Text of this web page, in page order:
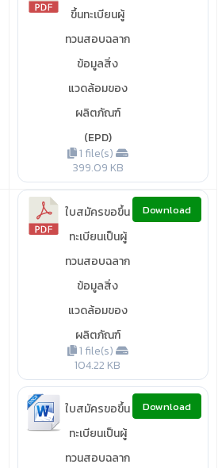
ขึ้นทะเบียนผู้
ทวนสอบฉลาก
ข้อมูลสิ่ง
แวดล้อมของ
ผลิตภัณฑ์
(EPD)
1 file(s)
399.09 KB
ใบสมัครขอขึ้น
ทะเบียนเป็นผู้
ทวนสอบฉลาก
ข้อมูลสิ่ง
แวดล้อมของ
ผลิตภัณฑ์
1 file(s)
104.22 KB
Download
ใบสมัครขอขึ้น
ทะเบียนเป็นผู้
ทวนสอบฉลาก
Download